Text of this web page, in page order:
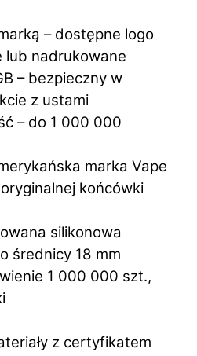
– dostępne logo
lub nadrukowane
– bezpieczny w
z ustami
– do 1 000 000
marka Vape
końcówki
silikonowa
średnicy 18 mm
1 000 000 szt.,
z certyfikatem